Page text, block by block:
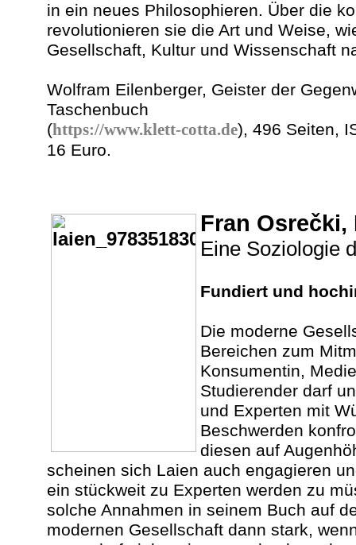
in ein neues Philosophieren. Über die
revolutionieren sie die Art und Weise,
Gesellschaft, Kultur und Wissenschaft
Wolfram Eilenberger, Geister der
Taschenbuch
(https://www.klett-cotta.de), 496 Seiten,
16 Euro.
Fran Osrečki,
Eine Soziologie
Fundiert und
Die moderne
Bereichen zum
Konsumentin,
Studierender darf
und Experten mit
Beschwerden
diesen auf
scheinen sich Laien auch engagieren
ein stückweit zu Experten werden zu
solche Annahmen in seinem Buch auf
modernen Gesellschaft dann stark,